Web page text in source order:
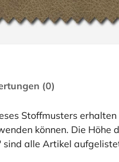
(0)
Stoffmusters erhalten
können. Die
sind alle Artikel